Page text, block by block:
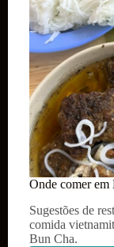
Onde comer em
Sugestões de
comida
Bun Cha.